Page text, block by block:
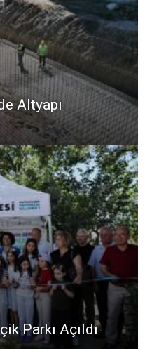
Altyapı
Parkı Açıldı